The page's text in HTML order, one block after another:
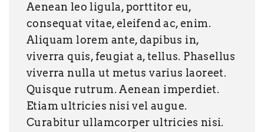
Aenean leo ligula, porttitor eu,
consequat vitae, eleifend ac, enim.
Aliquam lorem ante, dapibus in,
viverra quis, feugiat a, tellus. Phasellus
viverra nulla ut metus varius laoreet.
Quisque rutrum. Aenean imperdiet.
Etiam ultricies nisi vel augue.
Curabitur ullamcorper ultricies nisi.